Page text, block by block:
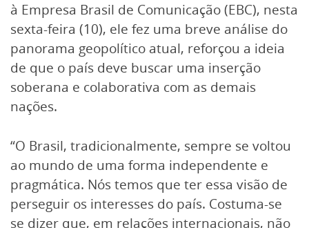
à Empresa Brasil de Comunicação (EBC), nesta
sexta-feira (10), ele fez uma breve análise do
panorama geopolítico atual, reforçou a ideia
de que o país deve buscar uma inserção
soberana e colaborativa com as demais
nações.
“O Brasil, tradicionalmente, sempre se voltou
ao mundo de uma forma independente e
pragmática. Nós temos que ter essa visão de
perseguir os interesses do país. Costuma-se
se dizer que, em relações internacionais, não